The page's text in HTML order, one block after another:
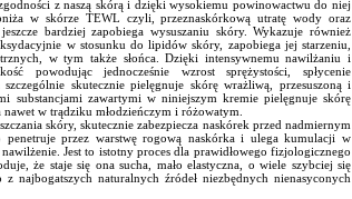
z naszą skórą i dzięki wysokiemu powinowactwu do niej
w skórze TEWL czyli, przeznaskórkową utratę wody oraz
bardziej zapobiega wysuszaniu skóry. Wykazuje również
w stosunku do lipidów skóry, zapobiega jej starzeniu,
w tym także słońca. Dzięki intensywnemu nawilżaniu i
powodując jednocześnie wzrost sprężystości, spłycenie
skutecznie pielęgnuje skórę wrażliwą, przesuszoną i
substancjami zawartymi w niniejszym kremie pielęgnuje skórę
w trądziku młodzieńczym i różowatym.
skóry, skutecznie zabezpiecza naskórek przed nadmiernym
penetruje przez warstwę rogową naskórka i ulega kumulacji w
Jest to istotny proces dla prawidłowego fizjologicznego
że staje się ona sucha, mało elastyczna, o wiele szybciej się
najbogatszych naturalnych źródeł niezbędnych nienasyconych